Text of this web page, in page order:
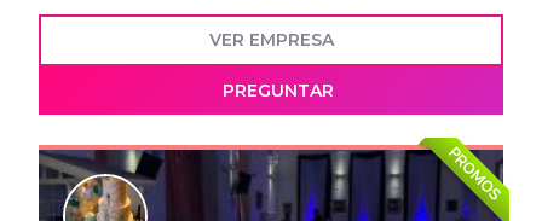
VER EMPRESA
PREGUNTAR
PROMOS